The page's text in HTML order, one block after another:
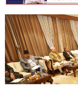
जीवनशैली
समाज